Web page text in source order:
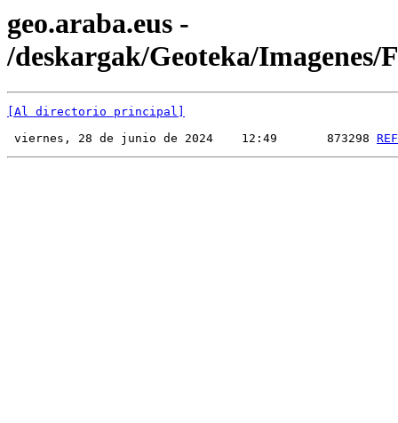
geo.araba.eus -
/deskargak/Geoteka/Imagenes/
[Al directorio principal]
viernes, 28 de junio de 2024    12:49       873298